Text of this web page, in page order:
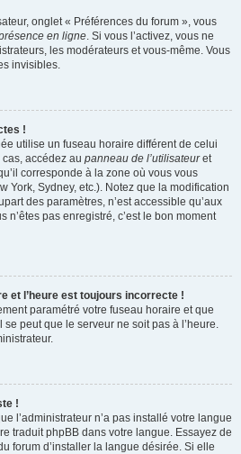
onglet « Préférences du forum », vous
en ligne. Si vous l’activez, vous ne
les modérateurs et vous-même. Vous
invisibles.
!
utilise un fuseau horaire différent de celui
accédez au panneau de l’utilisateuret
corresponde à la zone où vous vous
York, Sydney, etc.). Notez que la modification
des paramètres, n’est accessible qu’aux
n’êtes pas enregistré, c’est le bon moment
et l’heure est toujours incorrecte !
paramétré votre fuseau horaire et que
se peut que le serveur ne soit pas à l’heure.
!
l’administrateur n’a pas installé votre langue
traduit phpBB dans votre langue. Essayez de
forum d’installer la langue désirée. Si elle